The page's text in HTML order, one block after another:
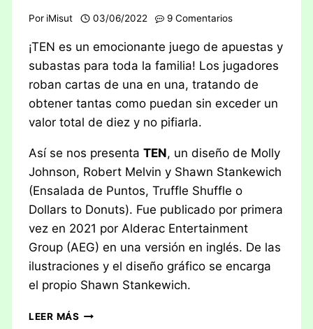
Por iMisut 03/06/2022 9 Comentarios
¡TEN es un emocionante juego de apuestas y
subastas para toda la familia! Los jugadores
roban cartas de una en una, tratando de
obtener tantas como puedan sin exceder un
valor total de diez y no pifiarla.
Así se nos presentaTEN, un diseño de Molly
Johnson, Robert Melvin y Shawn Stankewich
(Ensalada de Puntos, Truffle Shuffle o
Dollars to Donuts). Fue publicado por primera
vez en 2021 por Alderac Entertainment
Group (AEG) en una versión en inglés. De las
ilustraciones y el diseño gráfico se encarga
el propio Shawn Stankewich.
LEER MÁS RESEÑA: